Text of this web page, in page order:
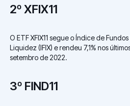
2º XFIX11
O ETF XFIX11 segue o Índice de
Liquidez (IFIX) e rendeu 7,1% nos
setembro de 2022.
3º FIND11